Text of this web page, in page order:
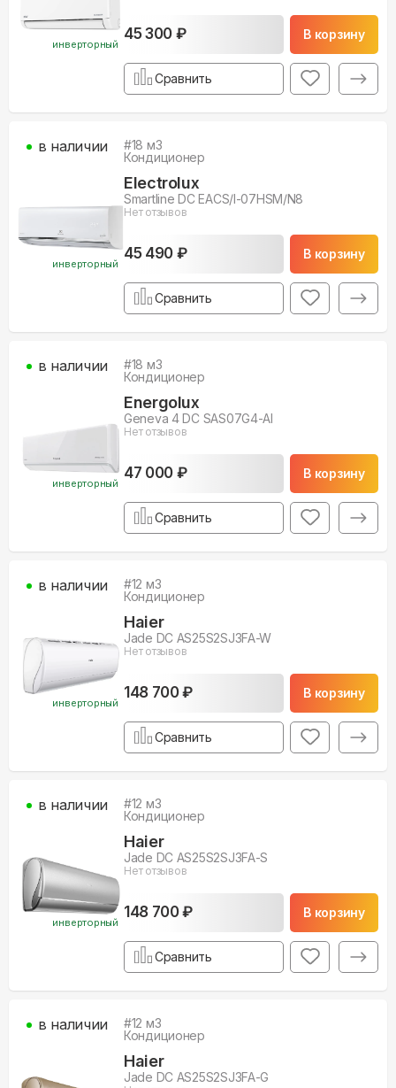
инверторный
45 300 ₽ В корзину
Сравнить
инверторный
#18 м3
Кондиционер
Electrolux
Smartline DC EACS/I-07HSM/N8
Нет отзывов
45 490 ₽ В корзину
в наличии
Сравнить
инверторный
#18 м3
Кондиционер
Energolux
Geneva 4 DC SAS07G4-AI
Нет отзывов
47 000 ₽ В корзину
в наличии
Сравнить
инверторный
#12 м3
Кондиционер
Haier
Jade DC AS25S2SJ3FA-W
Нет отзывов
148 700 ₽ В корзину
в наличии
Сравнить
инверторный
#12 м3
Кондиционер
Haier
Jade DC AS25S2SJ3FA-S
Нет отзывов
148 700 ₽ В корзину
в наличии
Сравнить
#12 м3
Кондиционер
Haier
Jade DC AS25S2SJ3FA-G
в наличии